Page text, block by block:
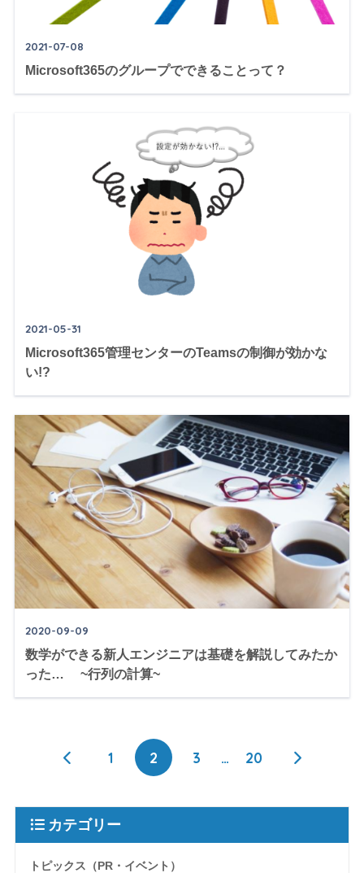
2021-07-08
Microsoft365のグループでできることって？
2021-05-31
Microsoft365管理センターのTeamsの制御が効かな
い!?
2020-09-09
数学ができる新人エンジニアは基礎を解説してみたか
った… ~行列の計算~
1 2 3 … 20
カテゴリー
トピックス（PR・イベント）